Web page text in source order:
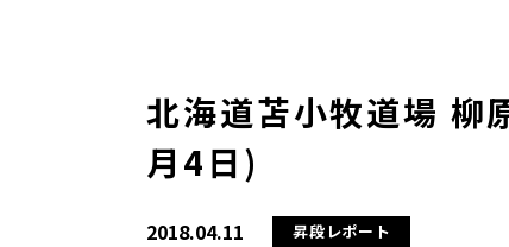
北海道苫小牧道場 柳
月4日)
2018.04.11 昇段レポート